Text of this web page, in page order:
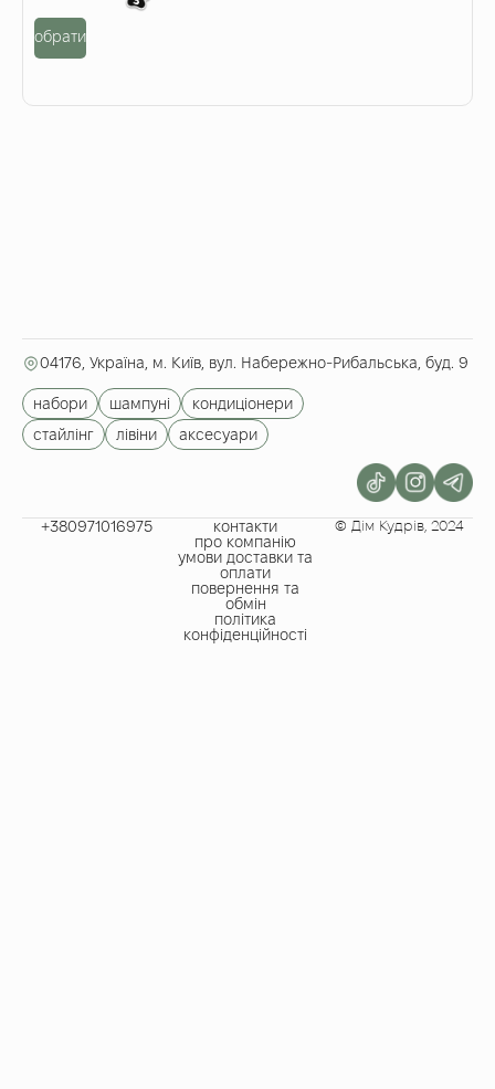
обрати
04176, Україна, м. Київ, вул. Набережно-Рибальська, буд. 9
набори шампуні
кондиціонери
стайлінг
лівіни аксесуари
+380971016975​
контакти
про компанію
умови доставки та
оплати
повернення та
обмін
політика
конфіденційності
© Дім Кудрів, 2024